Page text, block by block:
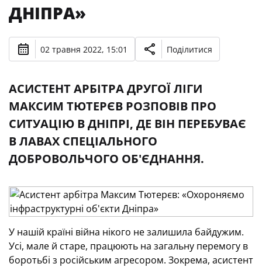
ДНІПРА»
02 травня 2022, 15:01 Поділитися
АСИСТЕНТ АРБІТРА ДРУГОЇ ЛІГИ
МАКСИМ ТЮТЕРЄВ РОЗПОВІВ ПРО
СИТУАЦІЮ В ДНІПРІ, ДЕ ВІН ПЕРЕБУВАЄ
В ЛАВАХ СПЕЦІАЛЬНОГО
ДОБРОВОЛЬЧОГО ОБ'ЄДНАННЯ.
У нашій країні війна нікого не залишила байдужим.
Усі, мале й старе, працюють на загальну перемогу в
боротьбі з російським агресором. Зокрема, асистент